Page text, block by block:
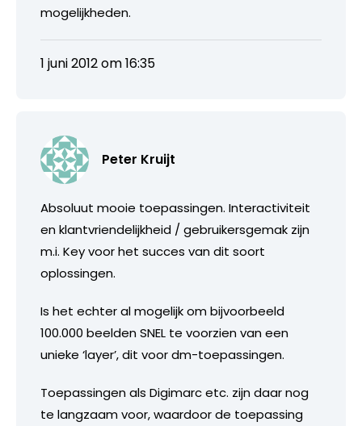
mogelijkheden.
1 juni 2012 om 16:35
Peter Kruijt
Absoluut mooie toepassingen. Interactiviteit
en klantvriendelijkheid / gebruikersgemak zijn
m.i. Key voor het succes van dit soort
oplossingen.
Is het echter al mogelijk om bijvoorbeeld
100.000 beelden SNEL te voorzien van een
unieke ‘layer’, dit voor dm-toepassingen.
Toepassingen als Digimarc etc. zijn daar nog
te langzaam voor, waardoor de toepassing